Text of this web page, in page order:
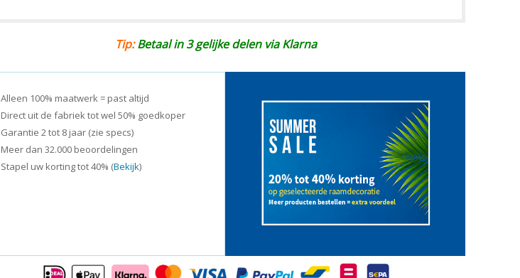
Tip:Betaal in 3 gelijke delen via Klarna
Alleen 100% maatwerk = past altijd
Direct uit de fabriek tot wel 50% goedkoper
Garantie 2 tot 8 jaar (zie specs)
Meer dan 32.000 beoordelingen
Stapel uw korting tot 40% (Bekijk)